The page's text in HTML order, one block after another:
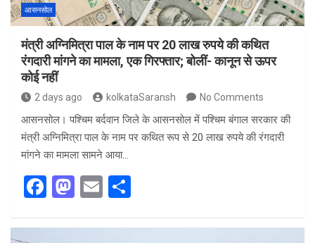
आसनसोल
मंत्री अग्निमित्रा पाल के नाम पर 20 लाख रुपये की कथित
रंगदारी मांगने का मामला, एक गिरफ्तार; बोलीं- कानून से ऊपर
कोई नहीं
2 days ago kolkataSaransh No Comments
आसनसोल। पश्चिम बर्दवान जिले के आसनसोल में पश्चिम बंगाल सरकार की
मंत्री अग्निमित्रा पाल के नाम पर कथित रूप से 20 लाख रुपये की रंगदारी
मांगने का मामला सामने आया…
F
ce
M
st
E
ail ar